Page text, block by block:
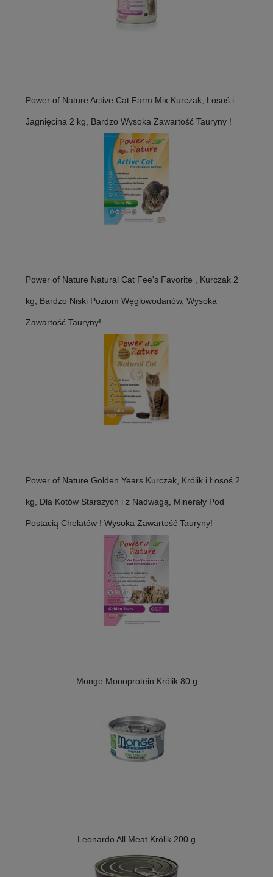
Power of Nature Active Cat Farm Mix Kurczak, Łosoś i
Jagnięcina 2 kg, Bardzo Wysoka Zawartość Tauryny !
Power of Nature Natural Cat Fee's Favorite , Kurczak 2
kg, Bardzo Niski Poziom Węglowodanów, Wysoka
Zawartość Tauryny!
Power of Nature Golden Years Kurczak, Królik i Łosoś 2
kg, Dla Kotów Starszych i z Nadwagą, Minerały Pod
Postacią Chelatów ! Wysoka Zawartość Tauryny!
Monge Monoprotein Królik 80 g
Leonardo All Meat Królik 200 g